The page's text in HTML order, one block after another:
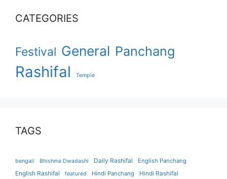
CATEGORIES
Festival General Panchang
Rashifal Temple
TAGS
bengali Bhishma Dwadashi Daily Rashifal
English Panchang
English Rashifal
featured Hindi Panchang
Hindi Rashifal